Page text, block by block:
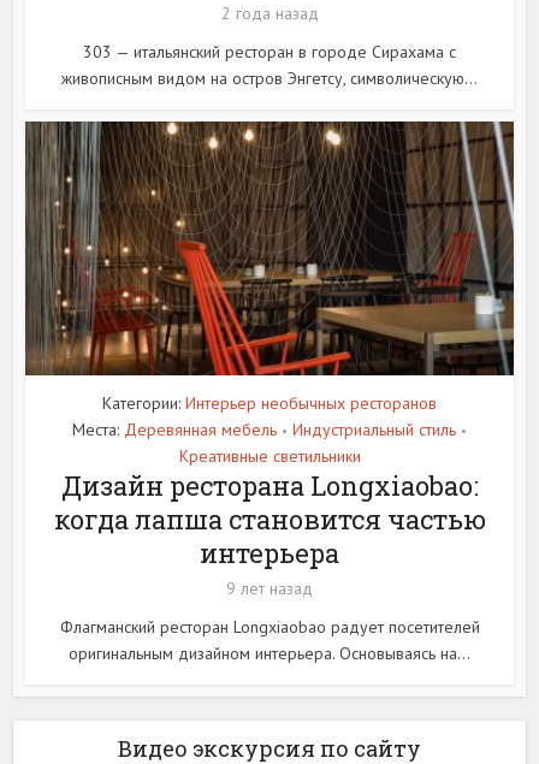
2 года назад
303 — итальянский ресторан в городе Сирахама с
живописным видом на остров Энгетсу, символическую...
Категории: Интерьер необычных ресторанов
Места: Деревянная мебель • Индустриальный стиль •
Креативные светильники
Дизайн ресторана Longxiaobao:
когда лапша становится частью
интерьера
9 лет назад
Флагманский ресторан Longxiaobao радует посетителей
оригинальным дизайном интерьера. Основываясь на...
Видео экскурсия по сайту